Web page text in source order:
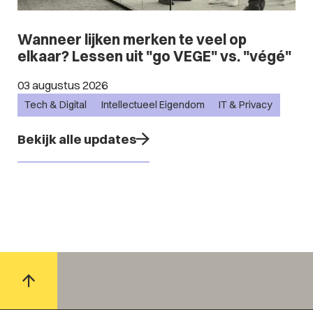
Wanneer lijken merken te veel op
elkaar? Lessen uit "go VEGE" vs. "végé"
03 augustus 2026
Tech & Digital Intellectueel Eigendom IT & Privacy
Bekijk alle updates